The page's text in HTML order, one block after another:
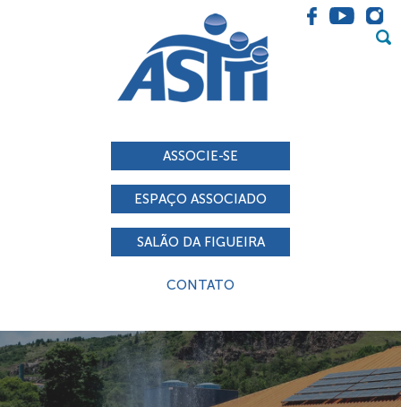
ASSOCIE-SE
ESPAÇO ASSOCIADO
SALÃO DA FIGUEIRA
CONTATO